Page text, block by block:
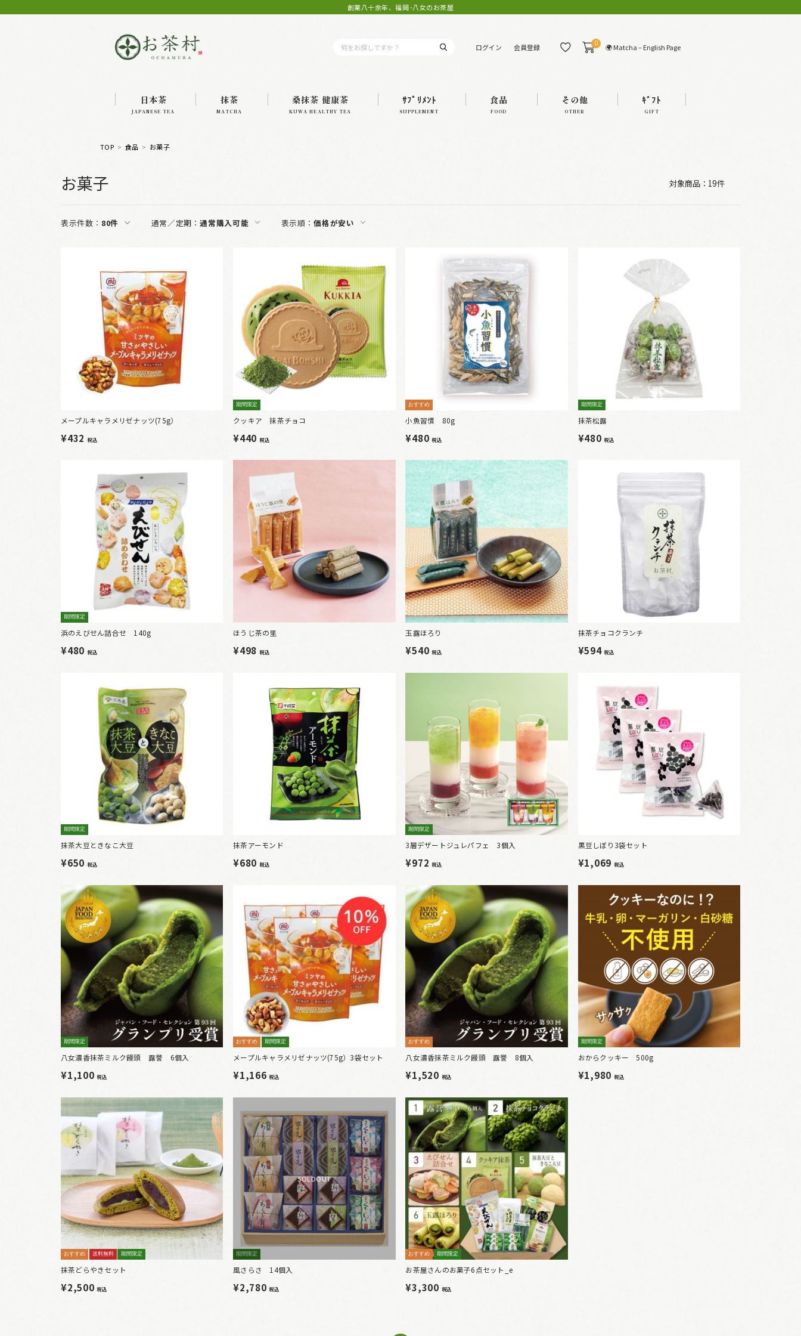
創業八十余年、福岡･八女のお茶屋
ログイン 会員登録 0 🌍 Matcha – English Page
日本茶
JAPANESE TEA
抹茶
MATCHA
桑抹茶 健康茶
KUWA HEALTHY TEA
ｻﾌﾟﾘﾒﾝﾄ
SUPPLEMENT
食品
FOOD
その他
OTHER
ｷﾞﾌﾄ
GIFT
TOP 食品 お菓子
お菓子 対象商品： 19件
表示件数： 80件 通常／定期：通常購入可能 表示順：価格が安い
メープルキャラメリゼナッツ(75g）
¥432 税込
期間限定
クッキア 抹茶チョコ
¥440 税込
おすすめ
小魚習慣 80g
¥480税込
期間限定
抹茶松露
¥480税込
期間限定
浜のえびせん詰合せ 140g
¥480 税込
ほうじ茶の里
¥498 税込
玉露ほろり
¥540税込
抹茶チョコクランチ
¥594税込
期間限定
抹茶大豆ときなこ大豆
¥650 税込
抹茶アーモンド
¥680 税込
期間限定
3層デザートジュレパフェ 3個入
¥972税込
黒豆しぼり3袋セット
¥1,069 税込
期間限定
八女濃香抹茶ミルク饅頭 露誉 6個入
¥1,100税込
おすすめ 期間限定
メープルキャラメリゼナッツ(75g）3袋セット
¥1,166税込
おすすめ
八女濃香抹茶ミルク饅頭 露誉 8個入
¥1,520 税込
期間限定
おからクッキー 500g
¥1,980 税込
おすすめ 送料無料 期間限定
抹茶どらやきセット
¥2,500税込
SOLDOUT
期間限定
風さらさ 14個入
¥2,780税込
おすすめ 期間限定
お茶屋さんのお菓子6点セット_e
¥3,300 税込